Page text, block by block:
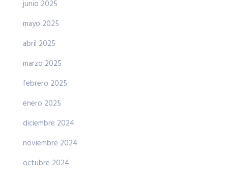
junio 2025
mayo 2025
abril 2025
marzo 2025
febrero 2025
enero 2025
diciembre 2024
noviembre 2024
octubre 2024